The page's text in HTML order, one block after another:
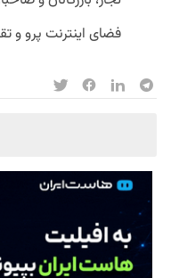
فضای اینترنت پرو و